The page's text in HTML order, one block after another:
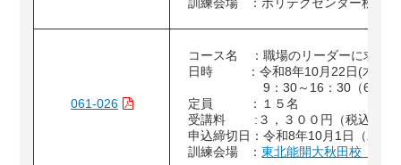
061-026
コース名 ：職場のリーダーに求め
日時 ：令和8年10月22日(木)
9：30～16：30（6時間
定員 ：１５名
受講料 :３，３００円（税込）
申込締切日：令和8年10月1日（木）
訓練会場 ：東北能開大秋田校（大